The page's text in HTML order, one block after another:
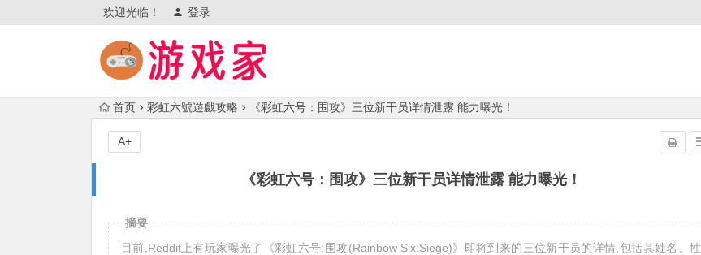
欢迎光临！ 登录
首页 彩虹六號遊戲攻略 《彩虹六号：围攻》三位新干员详情泄露 能力曝光！
《彩虹六号：围攻》三位新干员详情泄露 能力曝光！
A+
摘要
目前,Reddit上有玩家曝光了《彩虹六号:围攻(Rainbow Six:Siege)》即将到来的三位新干员的详情,包括其姓名、性